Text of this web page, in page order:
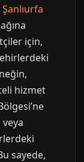
Şanlıurfa
için,
hizmet
veya
sayede,